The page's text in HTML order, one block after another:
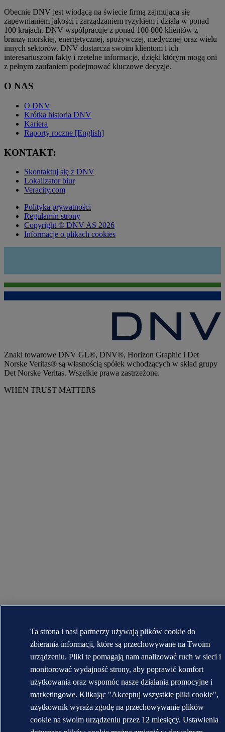
Obecnie DNV jest wiodącą na świecie firmą zajmującą się
zapewnianiem jakości i zarządzaniem ryzykiem i działa w ponad
100 krajach. DNV współpracuje z ponad 100 000 klientów z
branży morskiej, energetycznej, spożywczej, medycznej oraz wielu
innych sektorów. DNV dostarcza swoim klientom i ich
interesariuszom fakty i rzetelne informacje, dzięki którym mogą oni
z pełnym zaufaniem podejmować kluczowe decyzje.
O NAS
O DNV
Krótka historia DNV
Kariera
Raporty roczne [English]
KONTAKT:
Skontaktuj się z DNV
Lokalizator biur
Veracity.com
Polityka prywatności
Regulamin strony
Copyright © DNV AS 2026
Informacje o plikach cookies
Znaki towarowe DNV GL®, DNV®, Horizon Graphic i Det
Norske Veritas® są własnością spółek wchodzących w skład grupy
Det Norske Veritas. Wszelkie prawa zastrzeżone.
WHEN TRUST MATTERS
Ta strona i nasi partnerzy używają plików cookie do
zbierania informacji, które są przechowywane na Twoim
urządzeniu. Pliki te pomagają nam analizować ruch w sieci i
monitorować wydajność strony, aby poprawić komfort
użytkowania oraz wspomóc nasze działania promocyjne i
marketingowe. Klikając "Akceptuj wszystkie pliki cookie",
użytkownik wyraża zgodę na przechowywanie plików
cookie na swoim urządzeniu przez 12 miesięcy. Ustawienia